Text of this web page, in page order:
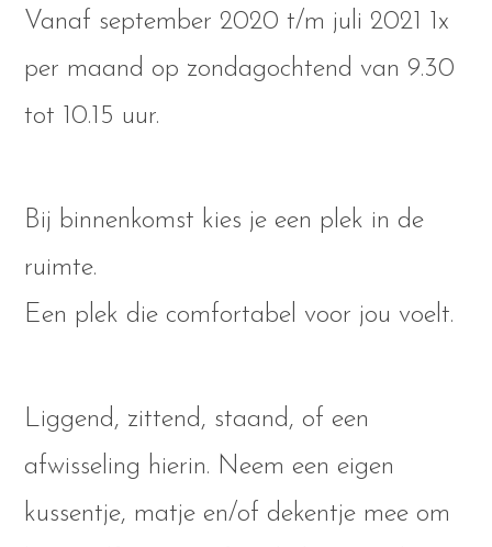
Vanaf september 2020 t/m juli 2021 1x
per maand op zondagochtend van 9.30
tot 10.15 uur.
Bij binnenkomst kies je een plek in de
ruimte.
Een plek die comfortabel voor jou voelt.
Liggend, zittend, staand, of een
afwisseling hierin. Neem een eigen
kussentje, matje en/of dekentje mee om